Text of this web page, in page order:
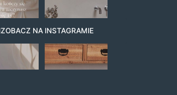
ZOBACZ NA INSTAGRAMIE